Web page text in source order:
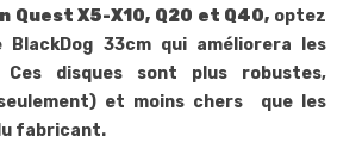
Quest X5-X10, Q20 et Q40, optez
BlackDog 33cm qui améliorera les
Ces disques sont plus robustes,
et moins chers que les
fabricant.